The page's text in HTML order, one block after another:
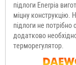
підлоги Enerpia
міцну конструкцію.
підлоги не
додатково
терморегулятор.